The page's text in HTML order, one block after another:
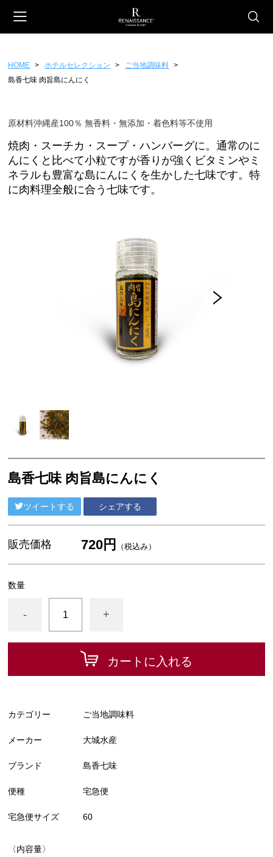
会員登録 マイページ カート
ホテルオリジナル
スイーツ
ファッション
雑貨
グッドバリューセット
ココガーデンオリジナル
コンディショニング
フレグランス
HOME ホテルセレクション
ご当地調味料
島香七味 肉旨島にんにく
原材料沖縄産100％ 無香料・無添加・着色料等不使用
焼肉・スーチカ・スープ・ハンバーグに。通常のに
んにくと比べて小粒ですが香りが強くビタミンやミ
ネラルも豊富な島にんにくを生かした七味です。特
に肉料理全般に合う七味です。
島香七味 肉旨島にんにく
ツイートする シェアする
販売価格 720円 （税込み）
数量
- +
カートに入れる
カテゴリー ご当地調味料
メーカー 大城水産
ブランド 島香七味
便種 宅急便
宅急便サイズ 60
〈内容量〉